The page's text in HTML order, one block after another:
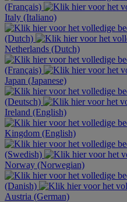
(Français)
Italy (Italiano)
(Dutch)
Netherlands (Dutch)
(Français)
Japan (Japanese)
(Deutsch)
Ireland (English)
Kingdom (English)
(Swedish)
Norway (Norwegian)
(Danish)
Austria (German)